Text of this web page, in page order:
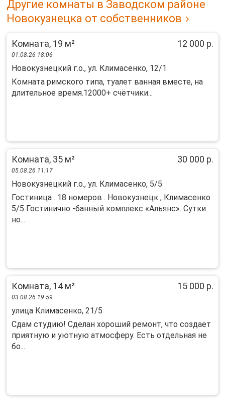
Другие комнаты в Заводском районе
Новокузнецка от собственников
Комната, 19 м² 12 000 р.
01.08.26 18:06
Новокузнецкий г.о., ул. Климасенко, 12/1
Комната римского типа, туалет ванная вместе, на
длительное время.12000+ счётчики...
Комната, 35 м² 30 000 р.
05.08.26 11:17
Новокузнецкий г.о., ул. Климасенко, 5/5
Гостиница . 18 номеров . Новокузнецк , Климасенко
5/5 Гостинично -банный комплекс «Альянс». Сутки
но...
Комната, 14 м² 15 000 р.
03.08.26 19:59
улица Климасенко, 21/5
Сдам студию! Сделан хороший ремонт, что создает
приятную и уютную атмосферу. Есть отдельная не
бо...